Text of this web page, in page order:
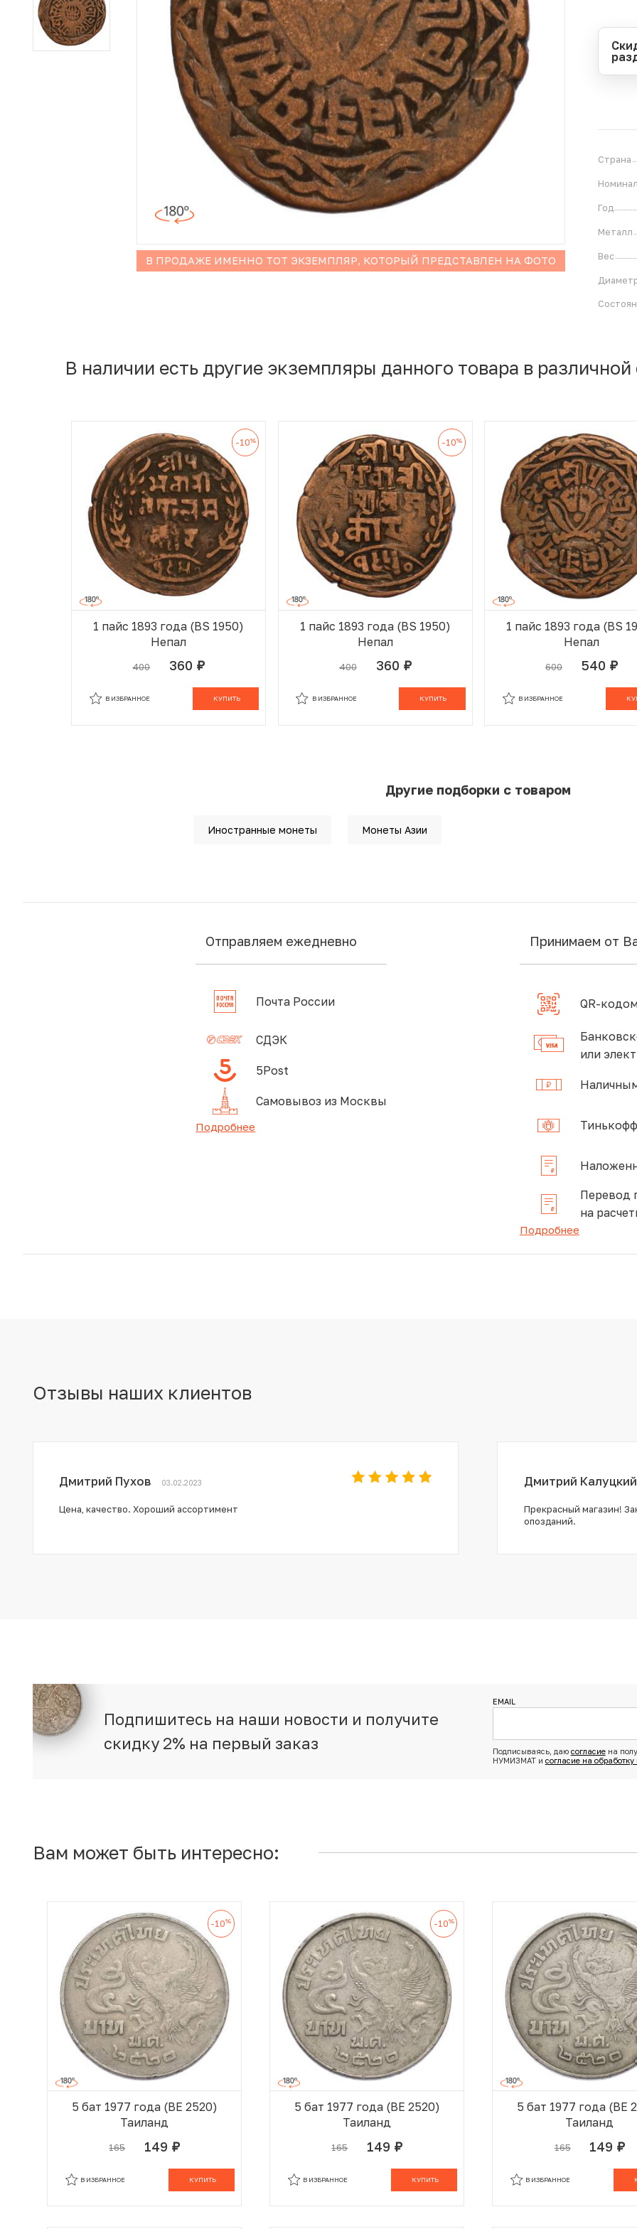
Иностранные монеты
Неофициальные выпуски монет (Unusual)
Античные и средневековые монеты
В ПРОДАЖЕ ИМЕННО ТОТ ЭКЗЕМПЛЯР, КОТОРЫЙ ПРЕДСТАВЛЕН НА ФОТО
Страна
Номинал
Год
Металл
Вес
В наличии есть другие экземпляры данного товара в различной
-10%
1 пайс 1893 года (BS 1950)
Непал
400 360 руб.
КУПИТЬ
В ИЗБРАННОЕ
-10%
1 пайс 1893 года (BS 1950)
Непал
400 360 руб.
КУПИТЬ
В ИЗБРАННОЕ
1 пайс 1893 года (BS
Непал
600 540 руб.
В ИЗБРАННОЕ
Другие подборки с товаром
Иностранные монеты Монеты Азии
Отправляем ежедневно
Почта России
СДЭК
5Post
Самовывоз из Москвы
Подробнее
Принимаем от
QR-
или
Перевод
на
Подробнее
Отзывы наших клиентов
Дмитрий Пухов 03.02.2023
Цена, качество. Хороший ассортимент
Дмитрий Калуцкий
Прекрасный магазин!
опозданий.
Подпишитесь на наши новости и получите
скидку 2% на первый заказ
EMAIL
Подписываясь, даю согласиена
НУМИЗМАТ и согласие на
Вам может быть интересно:
-10%
5 бат 1977 года (BE 2520)
Таиланд
165 149 руб.
КУПИТЬ
В ИЗБРАННОЕ
-10%
5 бат 1977 года (BE 2520)
Таиланд
165 149 руб.
КУПИТЬ
В ИЗБРАННОЕ
5 бат 1977 года (BE
Таиланд
165 149 руб.
В ИЗБРАННОЕ